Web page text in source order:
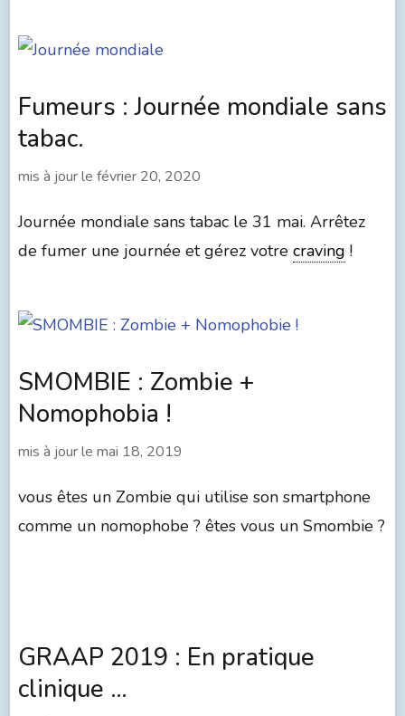
Fumeurs : Journée mondiale sans
tabac.
mis à jour le février 20, 2020
Journée mondiale sans tabac le 31 mai. Arrêtez
de fumer une journée et gérez votre craving !
SMOMBIE : Zombie +
Nomophobia !
mis à jour le mai 18, 2019
vous êtes un Zombie qui utilise son smartphone
comme un nomophobe ? êtes vous un Smombie ?
GRAAP 2019 : En pratique
clinique …